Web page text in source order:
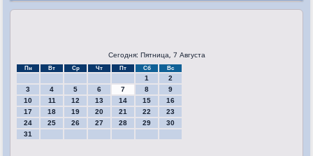
Сегодня: Пятница, 7 Августа
Пн Вт Ср Чт Пт Сб Вс
1
2
3
4 5 6 7 8
9
10
11 12 13 14 15
16
17
18 19 20 21 22
23
24
25 26 27 28 29
30
31